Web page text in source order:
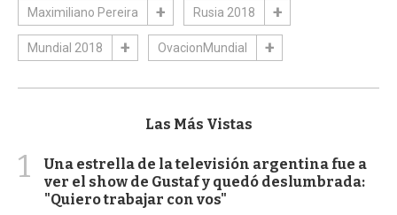
Maximiliano Pereira Rusia 2018
Mundial 2018 OvacionMundial
Las Más Vistas
1
Una estrella de la televisión argentina fue a
ver el show de Gustaf y quedó deslumbrada:
"Quiero trabajar con vos"